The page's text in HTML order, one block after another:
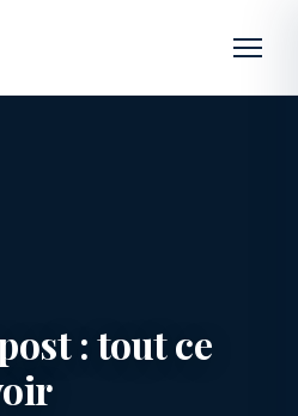
: tout ce